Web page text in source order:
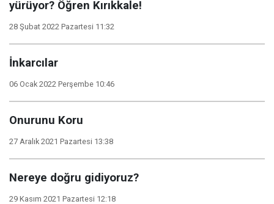
yürüyor? Öğren Kırıkkale!
28 Şubat 2022 Pazartesi 11:32
İnkarcılar
06 Ocak 2022 Perşembe 10:46
Onurunu Koru
27 Aralık 2021 Pazartesi 13:38
Nereye doğru gidiyoruz?
29 Kasım 2021 Pazartesi 12:18